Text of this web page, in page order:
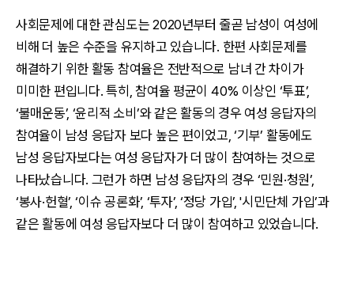
사회문제에 대한 관심도는 2020년부터 줄곧 남성이 여성에
비해 더 높은 수준을 유지하고 있습니다. 한편 사회문제를
해결하기 위한 활동 참여율은 전반적으로 남녀 간 차이가
미미한 편입니다. 특히, 참여율 평균이 40% 이상인 ‘투표’,
‘불매운동’, ‘윤리적 소비’와 같은 활동의 경우 여성 응답자의
참여율이 남성 응답자 보다 높은 편이었고, ‘기부’ 활동에도
남성 응답자보다는 여성 응답자가 더 많이 참여하는 것으로
나타났습니다. 그런가 하면 남성 응답자의 경우 ‘민원·청원’,
‘봉사·헌혈’, ‘이슈 공론화’, ‘투자’, ‘정당 가입’, '시민단체 가입’과
같은 활동에 여성 응답자보다 더 많이 참여하고 있었습니다.